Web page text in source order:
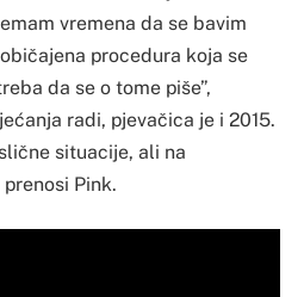
vremena da se bavim
procedura koja se
da se o tome piše”,
radi, pjevačica je i 2015.
situacije, ali na
Pink.